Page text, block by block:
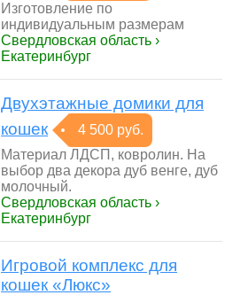
Изготовление по
индивидуальным размерам
Свердловская область ›
Екатеринбург
Двухэтажные домики для
кошек
4 500 руб.
Материал ЛДСП, ковролин. На
выбор два декора дуб венге, дуб
молочный.
Свердловская область ›
Екатеринбург
Игровой комплекс для
кошек «Люкс»